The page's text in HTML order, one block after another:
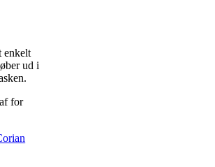
enkelt
ud i
for